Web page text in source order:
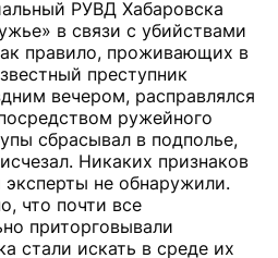
РУВД Хабаровска
в связи с убийствами
правило, проживающих в
преступник
вечером, расправлялся
ружейного
сбрасывал в подполье,
Никаких признаков
эксперты не обнаружили.
что почти все
приторговывали
стали искать в среде их